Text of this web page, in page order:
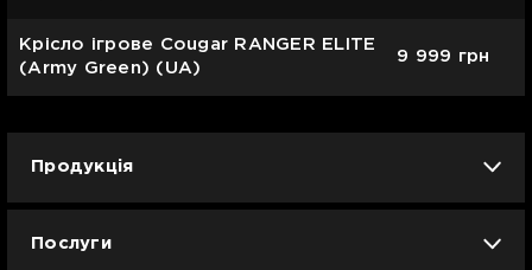
Крісло ігрове Cougar RANGER ELITE
(Army Green) (UA)
9 999 грн
Продукція
Послуги